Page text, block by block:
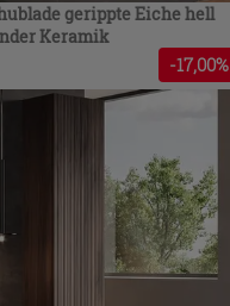
gerippte Eiche hell
Keramik
-17,00%